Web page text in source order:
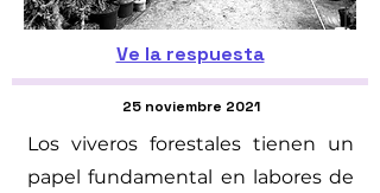
Ve la respuesta
25 noviembre 2021
Los viveros forestales tienen un
papel fundamental en labores de